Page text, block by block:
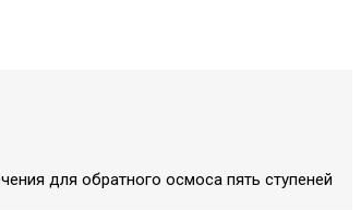
для обратного осмоса пять ступеней